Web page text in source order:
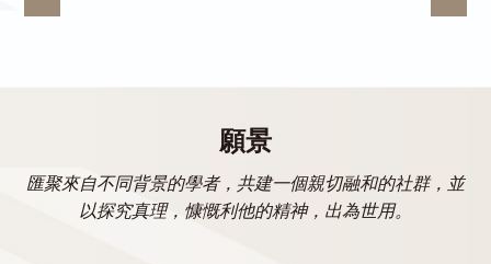
願景
匯聚來自不同背景的學者，共建一個親切融和的社群，並
以探究真理，慷慨利他的精神，出為世用。